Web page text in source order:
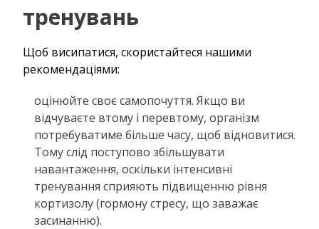
тренувань
Щоб висипатися, скористайтеся нашими
рекомендаціями:
оцінюйте своє самопочуття. Якщо ви
відчуваєте втому і перевтому, організм
потребуватиме більше часу, щоб відновитися.
Тому слід поступово збільшувати
навантаження, оскільки інтенсивні
тренування сприяють підвищенню рівня
кортизолу (гормону стресу, що заважає
засинанню).